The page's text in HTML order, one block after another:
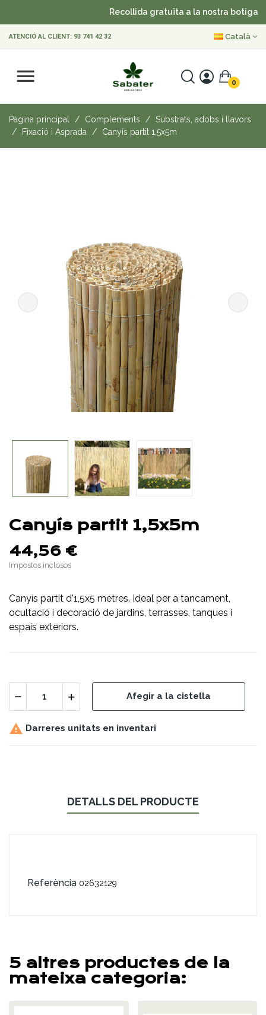
Recollida gratuïta a la nostra botiga
ATENCIÓ AL CLIENT: 93 741 42 32 Català
0
Pàgina principal Complements
Substrats, adobs i llavors
Fixació i Asprada
Canyís partit 1,5x5m
Canyís partit 1,5x5m
44,56 €
Impostos inclosos
Canyís partit d'1,5x5 metres. Ideal per a tancament,
ocultació i decoració de jardins, terrasses, tanques i
espais exteriors.
Afegir a la cistella
 Darreres unitats en inventari
DETALLS DEL PRODUCTE
Referència 02632129
5 altres productes de la
mateixa categoria: